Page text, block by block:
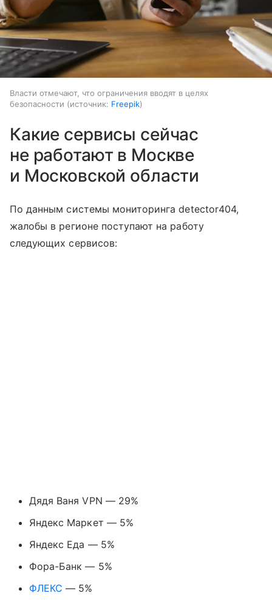
Власти отмечают, что ограничения вводят в целях
безопасности
источник: Freepik
Какие сервисы сейчас
не работают в Москве
и Московской области
По данным системы мониторинга detector404,
жалобы в регионе поступают на работу
следующих сервисов:
Дядя Ваня VPN — 29%
Яндекс Маркет — 5%
Яндекс Еда — 5%
Фора-Банк — 5%
ФЛЕКС — 5%